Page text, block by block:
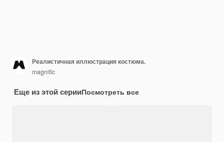
Реалистичная иллюстрация костюма.
magnific
Еще из этой серииПосмотреть все